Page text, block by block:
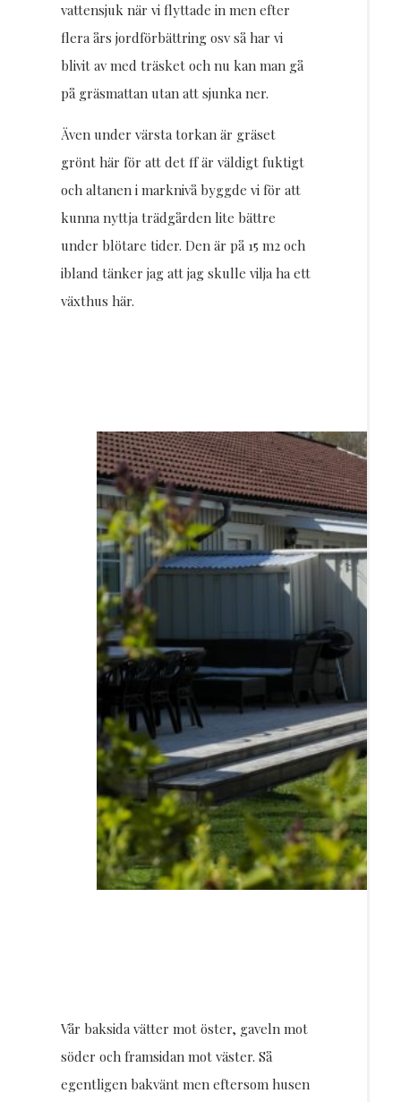
vattensjuk när vi flyttade in men efter
flera års jordförbättring osv så har vi
blivit av med träsket och nu kan man gå
på gräsmattan utan att sjunka ner.
Även under värsta torkan är gräset
grönt här för att det ff är väldigt fuktigt
och altanen i marknivå byggde vi för att
kunna nyttja trädgården lite bättre
under blötare tider. Den är på 15 m2 och
ibland tänker jag att jag skulle vilja ha ett
växthus här.
Vår baksida vätter mot öster, gaveln mot
söder och framsidan mot väster. Så
egentligen bakvänt men eftersom husen